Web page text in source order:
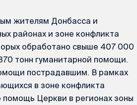
жителям Донбасса и
районах и зоне конфликта
обработано свыше 407 000
тонн гуманитарной помощи.
пострадавшим. В рамках
в зоне конфликта
Церкви в регионах зоны